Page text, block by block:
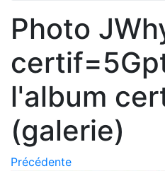
Photo
l'album
(galerie)
Précédente